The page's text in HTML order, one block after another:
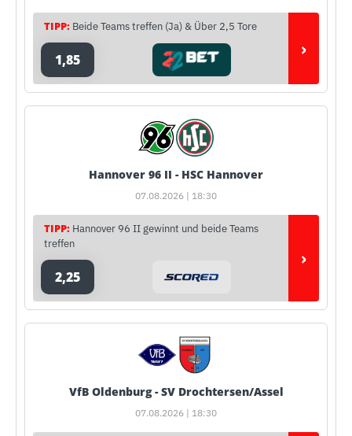
TIPP: Beide Teams treffen (Ja) & Über 2,5 Tore
1,85 ›
Hannover 96 II - HSC Hannover
07.08.2026 | 18:30
TIPP: Hannover 96 II gewinnt und beide Teams
treffen
2,25
›
VfB Oldenburg - SV Drochtersen/Assel
07.08.2026 | 18:30